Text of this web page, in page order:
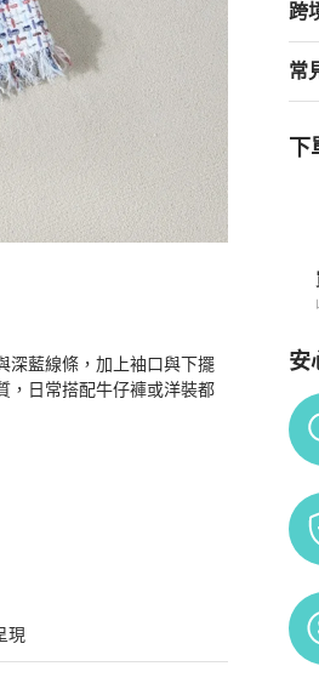
跨
常
安
深藍線條，加上袖口與下擺
，日常搭配牛仔褲或洋裝都
現